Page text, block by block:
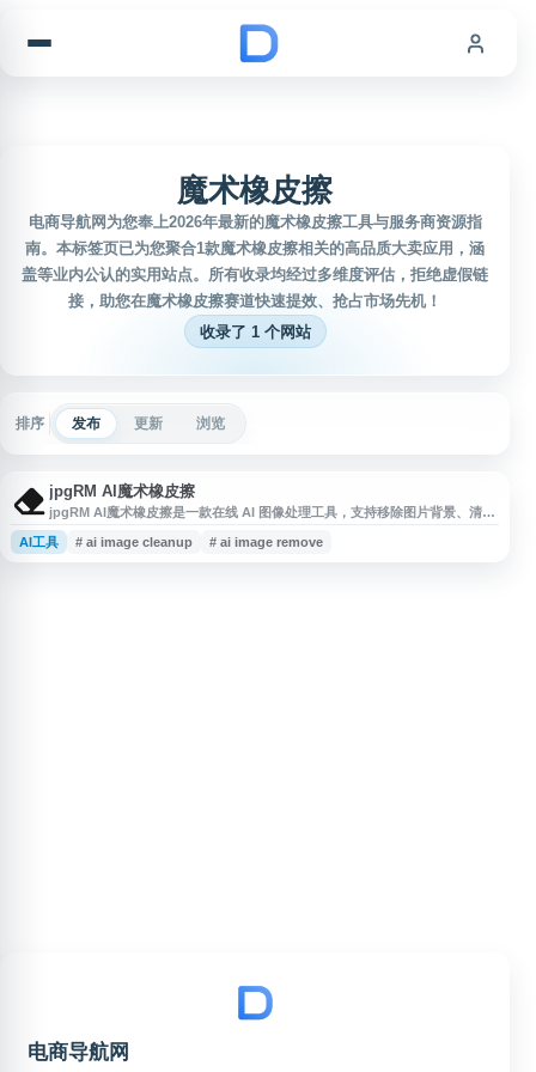
魔术橡皮擦
电商导航网为您奉上2026年最新的魔术橡皮擦工具与服务商资源指
南。本标签页已为您聚合1款魔术橡皮擦相关的高品质大卖应用，涵
盖等业内公认的实用站点。所有收录均经过多维度评估，拒绝虚假链
接，助您在魔术橡皮擦赛道快速提效、抢占市场先机！
收录了 1 个网站
排序 发布 更新 浏览
jpgRM AI魔术橡皮擦
jpgRM AI魔术橡皮擦是一款在线 AI 图像处理工具，支持移除图片背景、清除
不需要的物体、水印或瑕疵，并自动补全背景区域。网站面向图片修复、AI
去除、背景处理和图像清理等场景，可用于电商图片、社交媒体素材、设计制
AI工具 # ai image cleanup # ai image remove
电商导航网